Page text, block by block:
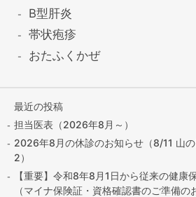
B型肝炎
帯状疱疹
おたふくかぜ
最近の投稿
担当医表（2026年8月～）
2026年8月の休診のお知らせ（8/11 山
2）
【重要】令和8年8月1日から従来の健康
（マイナ保険証・資格確認書のご準備の